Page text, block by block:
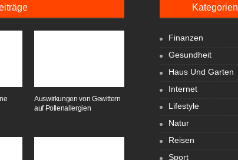
Auswirkungen von Gewittern
auf Pollenallergien
Kategorien
Finanzen
Gesundheit
Haus Und Garten
Internet
Lifestyle
Natur
Reisen
Sport